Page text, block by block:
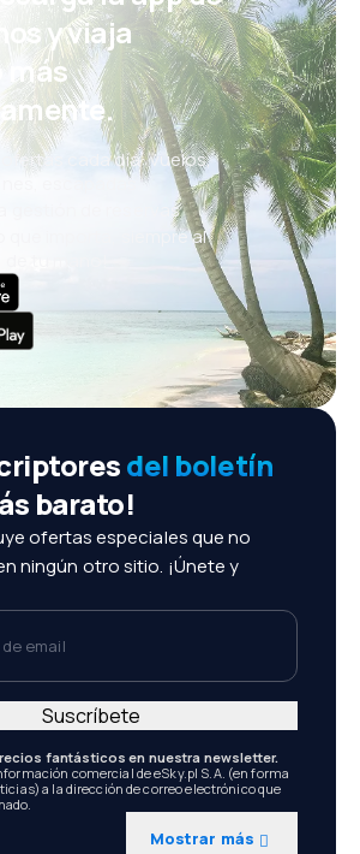
y viaja
más
ofertas cada día: vuelos,
escapadas
gestión de reservas
que importa, siempre al
del boletín
barato!
ofertas especiales que no
ningún otro sitio. ¡Únete y
email
fantásticos en nuestra newsletter.
comercial de eSky.pl S.A. (en forma
a la dirección de correo electrónico que
Mostrar más
Suscríbete